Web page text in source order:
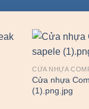
CỬA NHỰA
Cửa nhựa
(1).png.jpg